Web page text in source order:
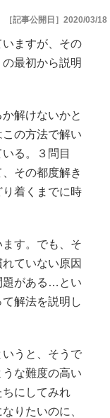
［記事公開日］2020/03/18
ますが、その
最初から説明
解けないかと
の方法で解い
る。３問目
その都度解き
着くまでに時
す。でも、そ
ていない原因
題がある…とい
解法を説明し
うと、そうで
な難度の高い
にしてみれ
りたいのに、